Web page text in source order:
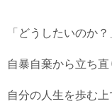
「どうしたいのか
自暴自棄から立ち直
自分の人生を歩む上